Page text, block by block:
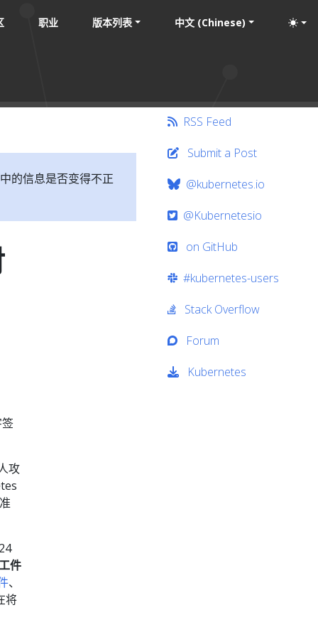
职业 版本列表 中文 (Chinese)
的信息是否变得不正
攻
件
、
将
RSS Feed
Submit a Post
@kubernetes.io
@Kubernetesio
on GitHub
#kubernetes-users
Stack Overflow
Forum
Kubernetes